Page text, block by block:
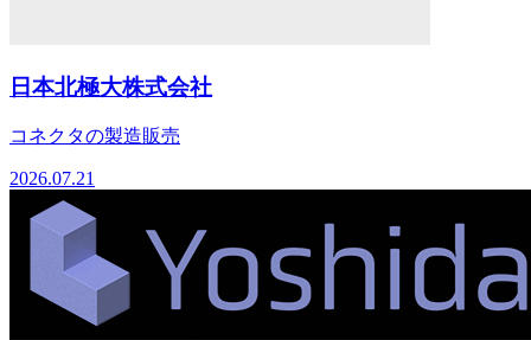
日本北極大株式会社
コネクタの製造販売
2026.07.21